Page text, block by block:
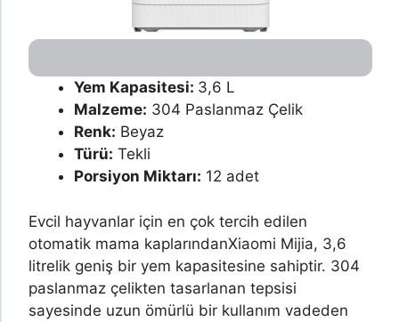
Yem Kapasitesi: 3,6 L
Malzeme: 304 Paslanmaz Çelik
Renk: Beyaz
Türü: Tekli
Porsiyon Miktarı: 12 adet
Evcil hayvanlar için en çok tercih edilen
otomatik mama kaplarındanXiaomi Mijia, 3,6
litrelik geniş bir yem kapasitesine sahiptir. 304
paslanmaz çelikten tasarlanan tepsisi
sayesinde uzun ömürlü bir kullanım vadeden